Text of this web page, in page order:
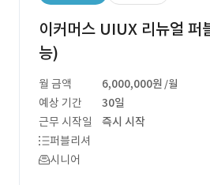
이커머스 UIUX 리뉴얼 퍼
능)
월 금액 6,000,000원 /월
예상 기간
30일
근무 시작일
즉시 시작
퍼블리셔
시니어